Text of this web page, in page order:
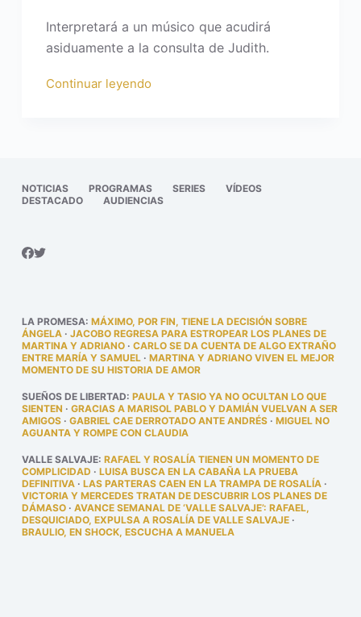
Interpretará a un músico que acudirá
asiduamente a la consulta de Judith.
Continuar leyendo
NOTICIAS PROGRAMAS SERIES
VÍDEOS
DESTACADO
AUDIENCIAS
LA PROMESA: MÁXIMO, POR FIN, TIENE LA DECISIÓN SOBRE
ÁNGELA· JACOBO REGRESA PARA ESTROPEAR LOS PLANES DE
MARTINA Y ADRIANO· CARLO SE DA CUENTA DE ALGO EXTRAÑO
ENTRE MARÍA Y SAMUEL· MARTINA Y ADRIANO VIVEN EL MEJOR
MOMENTO DE SU HISTORIA DE AMOR
SUEÑOS DE LIBERTAD: PAULA Y TASIO YA NO OCULTAN LO QUE
SIENTEN · GRACIAS A MARISOL PABLO Y DAMIÁN VUELVAN A SER
AMIGOS· GABRIEL CAE DERROTADO ANTE ANDRÉS· MIGUEL NO
AGUANTA Y ROMPE CON CLAUDIA
VALLE SALVAJE: RAFAEL Y ROSALÍA TIENEN UN MOMENTO DE
COMPLICIDAD · LUISA BUSCA EN LA CABAÑA LA PRUEBA
DEFINITIVA· LAS PARTERAS CAEN EN LA TRAMPA DE ROSALÍA·
VICTORIA Y MERCEDES TRATAN DE DESCUBRIR LOS PLANES DE
DÁMASO· AVANCE SEMANAL DE ‘VALLE SALVAJE’: RAFAEL,
DESQUICIADO, EXPULSA A ROSALÍA DE VALLE SALVAJE·
BRAULIO, EN SHOCK, ESCUCHA A MANUELA